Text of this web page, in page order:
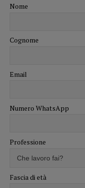
Nome
Cognome
Email
Numero WhatsApp
Professione
Fascia di età